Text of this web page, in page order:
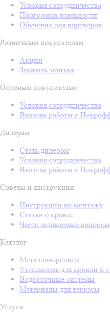
Условия сотрудничества
Программа лояльности
Обучение для партнёров
Розничным покупателям
Акции
Заказать монтаж
Оптовым покупателям
Условия сотрудничества
Выгоды работы с
Дилерам
Стать дилером
Условия сотрудничества
Выгоды работы с
Советы и инструкции
Инструкции по монтажу
Статьи о кровле
Часто задаваемые вопросы
Каталог
Металлочерепица
Утеплитель для кровли и
Водосточные системы
Материалы для террасы
Услуги